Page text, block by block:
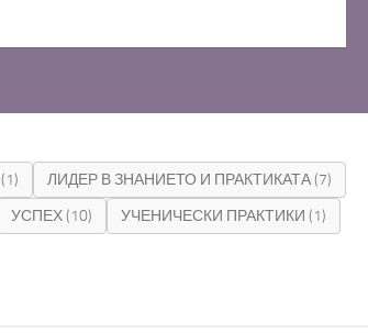
(1) ЛИДЕР В ЗНАНИЕТО И ПРАКТИКАТА(7)
УСПЕХ(10) УЧЕНИЧЕСКИ ПРАКТИКИ (1)